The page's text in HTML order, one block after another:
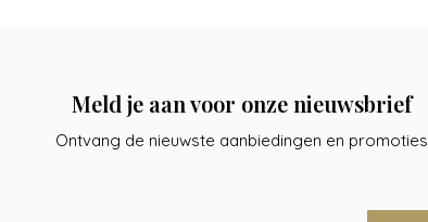
Meld je aan voor onze nieuwsbrief
Ontvang de nieuwste aanbiedingen en promoties